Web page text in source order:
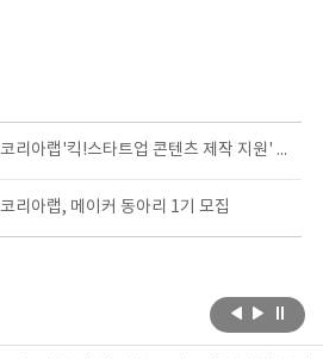
충북콘텐츠코리아랩'킥!스타트업 콘텐츠 제작 지원' 스타트
리아랩, 메이커 동아리 1기 모집